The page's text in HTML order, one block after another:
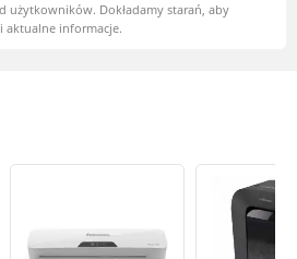
użytkowników. Dokładamy starań, aby
aktualne informacje.